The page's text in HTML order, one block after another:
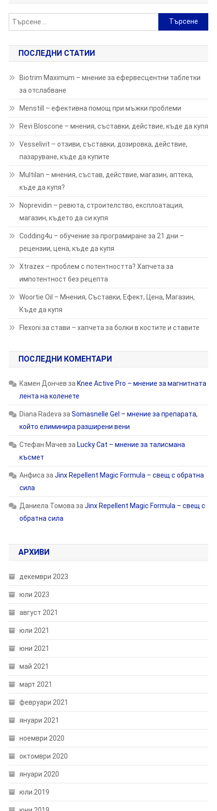
Търсене
за:
ПОСЛЕДНИ СТАТИИ
Biotrim Maximum – мнение за ефервесцентни таблетки
за отслабване
Menstill – ефективна помощ при мъжки проблеми
Revi Bloscone – мнения, съставки, действие, къде да купя
Vesselivit – отзиви, съставки, дозировка, действие,
пазаруване, къде да купите
Multilan – мнения, състав, действие, магазин, аптека,
къде да купя?
Noprevidin – ревюта, строителство, експлоатация,
магазин, където да си купя
Codding4u – обучение за програмиране за 21 дни –
рецензии, цена, къде да купя
Xtrazex – проблем с потентността? Хапчета за
импотентност без рецепта
Woortie Oil – Мнения, Съставки, Ефект, Цена, Магазин,
Къде да купя
Flexoni за стави – хапчета за болки в костите и ставите
ПОСЛЕДНИ КОМЕНТАРИ
Камен Дончев за Knee Active Pro – мнение за магнитната
лента на коленете
Diana Radeva за Somasnelle Gel – мнение за препарата,
който елиминира разширени вени
Стефан Мачев за Lucky Cat – мнение за талисмана
късмет
Анфиса за Jinx Repellent Magic Formula – свещ с обратна
сила
Даниела Томова за Jinx Repellent Magic Formula – свещ с
обратна сила
АРХИВИ
декември 2023
юли 2023
август 2021
юли 2021
юни 2021
май 2021
март 2021
февруари 2021
януари 2021
ноември 2020
октомври 2020
януари 2020
юли 2019